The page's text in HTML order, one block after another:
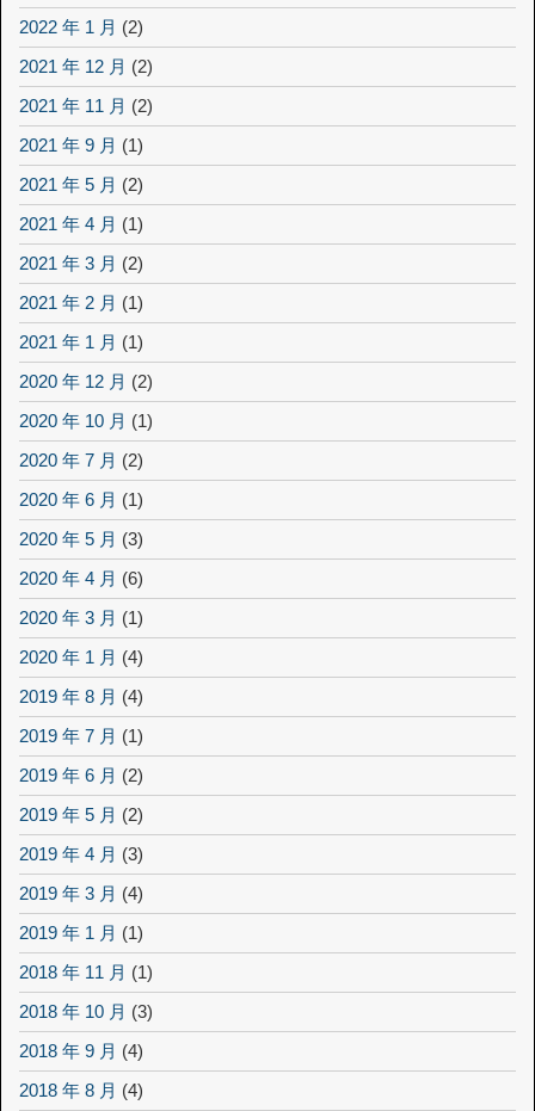
2022 年 1 月 (2)
2021 年 12 月 (2)
2021 年 11 月 (2)
2021 年 9 月 (1)
2021 年 5 月 (2)
2021 年 4 月 (1)
2021 年 3 月 (2)
2021 年 2 月 (1)
2021 年 1 月 (1)
2020 年 12 月 (2)
2020 年 10 月 (1)
2020 年 7 月 (2)
2020 年 6 月 (1)
2020 年 5 月 (3)
2020 年 4 月 (6)
2020 年 3 月 (1)
2020 年 1 月 (4)
2019 年 8 月 (4)
2019 年 7 月 (1)
2019 年 6 月 (2)
2019 年 5 月 (2)
2019 年 4 月 (3)
2019 年 3 月 (4)
2019 年 1 月 (1)
2018 年 11 月 (1)
2018 年 10 月 (3)
2018 年 9 月 (4)
2018 年 8 月 (4)